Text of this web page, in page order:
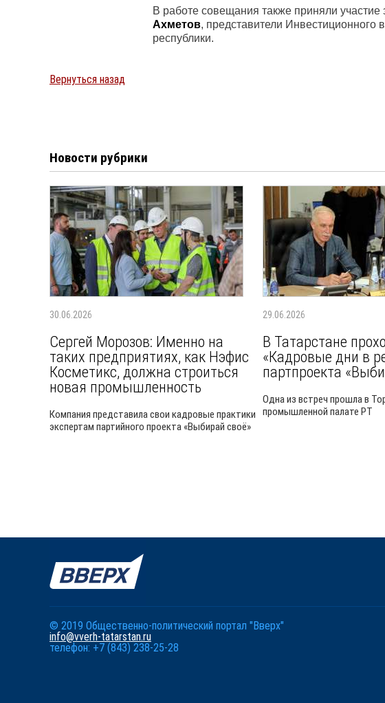
В работе совещания также приняли
Ахметов, представители
республики.
Вернуться назад
Новости рубрики
30.06.2026
Сергей Морозов: Именно на
таких предприятиях, как Нэфис
Косметикс, должна строиться
новая промышленность
Компания представила свои кадровые практики
экспертам партийного проекта «Выбирай своё»
29.06.2026
В Татарстане
«Кадровые дни в
партпроекта
Одна из встреч прошла в
промышленной палате РТ
© 2019 Общественно-политический портал "Вверх"
info@vverh-tatarstan.ru
телефон: +7 (843) 238-25-28